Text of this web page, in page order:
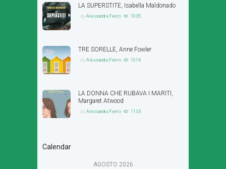
LA SUPERSTITE, Isabella Maldonado
byAlessandra Fierro 1035
TRE SORELLE, Anne Fowler
byAlessandra Fierro 1014
LA DONNA CHE RUBAVA I MARITI,
Margaret Atwood
byAlessandra Fierro 1133
Calendar
AGOSTO 2026